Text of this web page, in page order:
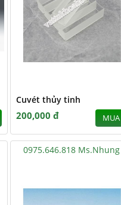
Cuvét thủy tinh
200,000 đ MUA
0975.646.818 Ms.Nhung